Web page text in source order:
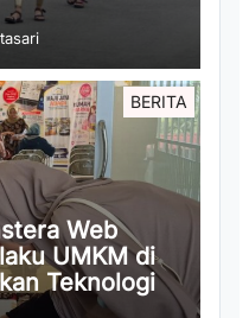
BERITA
Web
UMKM di
Teknologi